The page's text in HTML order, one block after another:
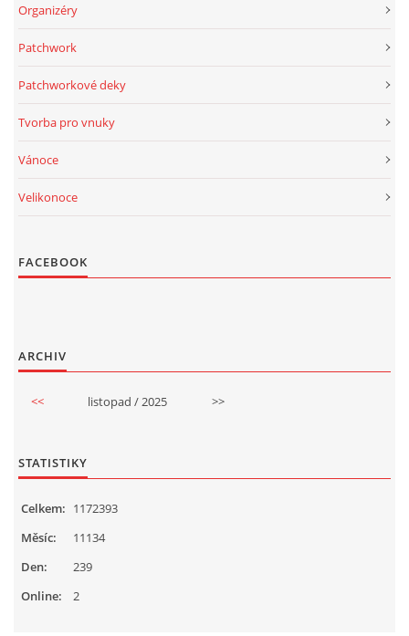
Organizéry
Patchwork
Patchworkové deky
Tvorba pro vnuky
Vánoce
Velikonoce
FACEBOOK
ARCHIV
<< listopad / 2025 >>
STATISTIKY
Online: 2
Celkem: 1172393
Měsíc:
11134
Den:
239